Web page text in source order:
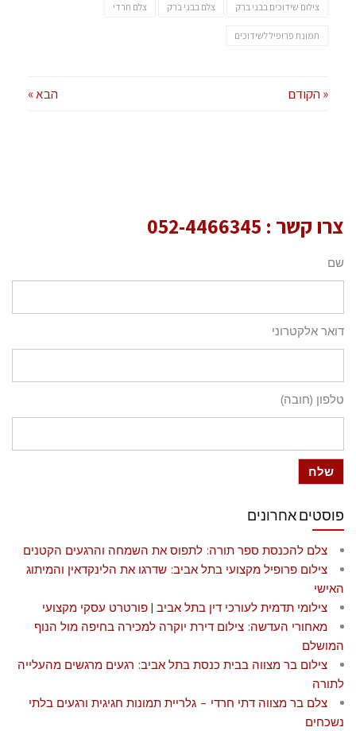
צילום שידוכים בבני ברק צלם בבני ברק צלם חרדי
תמונת פרופיל לשידוכים
« הקודם הבא »
צרו קשר : 052-4466345
שם
דואר אלקטרוני
טלפון (חובה)
פוסטים אחרונים
צלם להכנסת ספר תורה: לתפוס את השמחה והרגעים הקטנים
צילום פרופיל מקצועי בתל אביב: שדרגו את הלינקדאין והמיתוג
האישי
צילומי תדמית לעורכי דין בתל אביב | פורטרט עסקי מקצועי
מאחורי העדשה: צילום דירת יוקרה למכירה בחיפה מול הנוף
המושלם
צילום בר מצווה בבית כנסת בתל אביב: רגעים מרגשים מהעלייה
לתורה
צלם בר מצווה דתי חרדי – גלריית תמונות חגיגית ורגעים בלתי
נשכחים